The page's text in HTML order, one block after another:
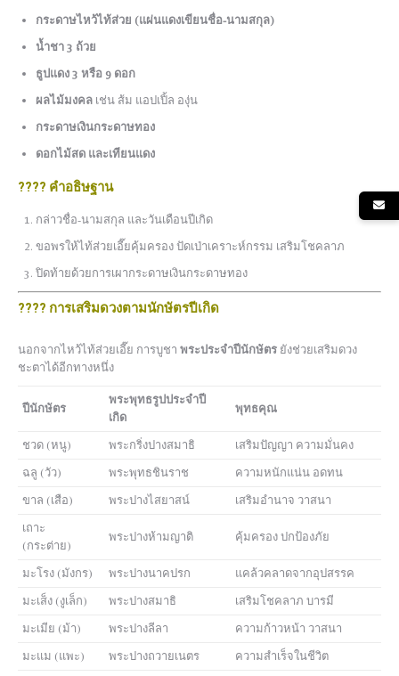
กระดาษไหว้ไท้ส่วย (แผ่นแดงเขียนชื่อ-นามสกุล)
น้ำชา 3 ถ้วย
ธูปแดง 3 หรือ 9 ดอก
ผลไม้มงคล เช่น ส้ม แอปเปิ้ล องุ่น
กระดาษเงินกระดาษทอง
ดอกไม้สด และเทียนแดง
???? คำอธิษฐาน
กล่าวชื่อ-นามสกุล และวันเดือนปีเกิด
ขอพรให้ไท้ส่วยเอี๊ยคุ้มครอง ปัดเป่าเคราะห์กรรม เสริมโชคลาภ
ปิดท้ายด้วยการเผากระดาษเงินกระดาษทอง
???? การเสริมดวงตามนักษัตรปีเกิด
นอกจากไหว้ไท้ส่วยเอี๊ย การบูชา พระประจำปีนักษัตร ยังช่วยเสริมดวง
ชะตาได้อีกทางหนึ่ง
ปีนักษัตร
พระพุทธรูปประจำปี
เกิด
พุทธคุณ
ชวด (หนู) พระกริ่งปางสมาธิ เสริมปัญญา ความมั่นคง
ฉลู (วัว) พระพุทธชินราช ความหนักแน่น อดทน
ขาล (เสือ) พระปางไสยาสน์ เสริมอำนาจ วาสนา
เถาะ
(กระต่าย)
พระปางห้ามญาติ คุ้มครอง ปกป้องภัย
มะโรง (มังกร) พระปางนาคปรก แคล้วคลาดจากอุปสรรค
มะเส็ง (งูเล็ก) พระปางสมาธิ เสริมโชคลาภ บารมี
มะเมีย (ม้า) พระปางลีลา ความก้าวหน้า วาสนา
มะแม (แพะ) พระปางถวายเนตร ความสำเร็จในชีวิต